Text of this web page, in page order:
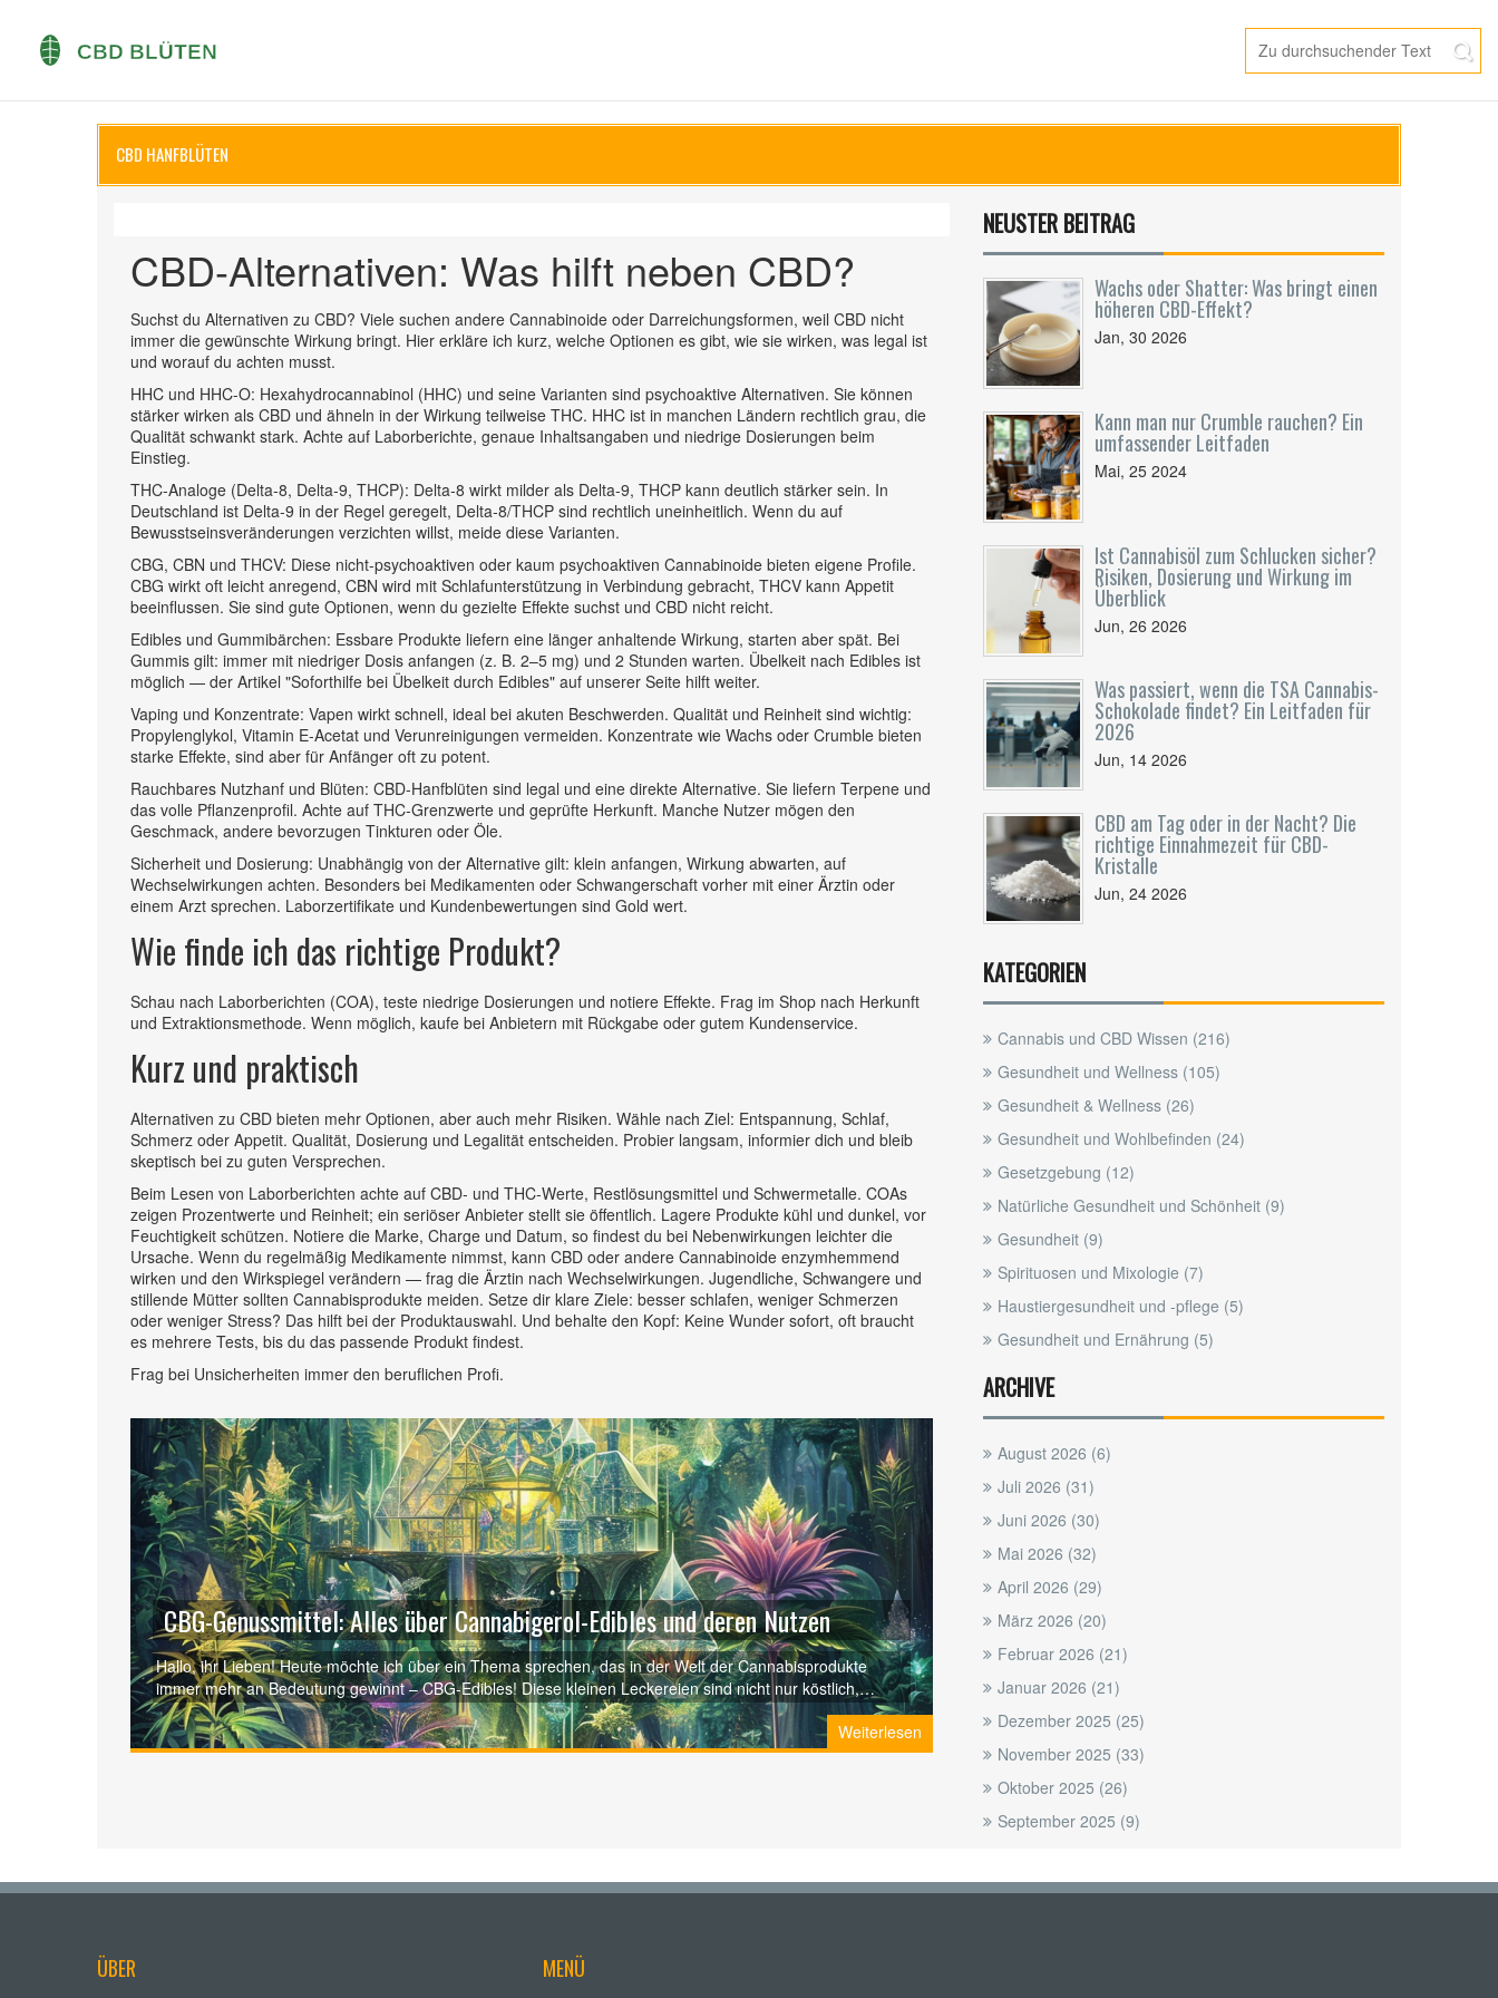
CBD HANFBLÜTEN
CBD-Alternativen: Was hilft neben CBD?
Suchst du Alternativen zu CBD? Viele suchen andere Cannabinoide oder Darreichungsformen, weil CBD nicht
immer die gewünschte Wirkung bringt. Hier erkläre ich kurz, welche Optionen es gibt, wie sie wirken, was legal ist
und worauf du achten musst.
HHC und HHC-O: Hexahydrocannabinol (HHC) und seine Varianten sind psychoaktive Alternativen. Sie können
stärker wirken als CBD und ähneln in der Wirkung teilweise THC. HHC ist in manchen Ländern rechtlich grau, die
Qualität schwankt stark. Achte auf Laborberichte, genaue Inhaltsangaben und niedrige Dosierungen beim
Einstieg.
THC-Analoge (Delta‑8, Delta‑9, THCP): Delta‑8 wirkt milder als Delta‑9, THCP kann deutlich stärker sein. In
Deutschland ist Delta‑9 in der Regel geregelt, Delta‑8/THCP sind rechtlich uneinheitlich. Wenn du auf
Bewusstseinsveränderungen verzichten willst, meide diese Varianten.
CBG, CBN und THCV: Diese nicht-psychoaktiven oder kaum psychoaktiven Cannabinoide bieten eigene Profile.
CBG wirkt oft leicht anregend, CBN wird mit Schlafunterstützung in Verbindung gebracht, THCV kann Appetit
beeinflussen. Sie sind gute Optionen, wenn du gezielte Effekte suchst und CBD nicht reicht.
Edibles und Gummibärchen: Essbare Produkte liefern eine länger anhaltende Wirkung, starten aber spät. Bei
Gummis gilt: immer mit niedriger Dosis anfangen (z. B. 2–5 mg) und 2 Stunden warten. Übelkeit nach Edibles ist
möglich — der Artikel "Soforthilfe bei Übelkeit durch Edibles" auf unserer Seite hilft weiter.
Vaping und Konzentrate: Vapen wirkt schnell, ideal bei akuten Beschwerden. Qualität und Reinheit sind wichtig:
Propylenglykol, Vitamin E‑Acetat und Verunreinigungen vermeiden. Konzentrate wie Wachs oder Crumble bieten
starke Effekte, sind aber für Anfänger oft zu potent.
Rauchbares Nutzhanf und Blüten: CBD‑Hanfblüten sind legal und eine direkte Alternative. Sie liefern Terpene und
das volle Pflanzenprofil. Achte auf THC‑Grenzwerte und geprüfte Herkunft. Manche Nutzer mögen den
Geschmack, andere bevorzugen Tinkturen oder Öle.
Sicherheit und Dosierung: Unabhängig von der Alternative gilt: klein anfangen, Wirkung abwarten, auf
Wechselwirkungen achten. Besonders bei Medikamenten oder Schwangerschaft vorher mit einer Ärztin oder
einem Arzt sprechen. Laborzertifikate und Kundenbewertungen sind Gold wert.
Wie finde ich das richtige Produkt?
Schau nach Laborberichten (COA), teste niedrige Dosierungen und notiere Effekte. Frag im Shop nach Herkunft
und Extraktionsmethode. Wenn möglich, kaufe bei Anbietern mit Rückgabe oder gutem Kundenservice.
Kurz und praktisch
Alternativen zu CBD bieten mehr Optionen, aber auch mehr Risiken. Wähle nach Ziel: Entspannung, Schlaf,
Schmerz oder Appetit. Qualität, Dosierung und Legalität entscheiden. Probier langsam, informier dich und bleib
skeptisch bei zu guten Versprechen.
Beim Lesen von Laborberichten achte auf CBD- und THC‑Werte, Restlösungsmittel und Schwermetalle. COAs
zeigen Prozentwerte und Reinheit; ein seriöser Anbieter stellt sie öffentlich. Lagere Produkte kühl und dunkel, vor
Feuchtigkeit schützen. Notiere die Marke, Charge und Datum, so findest du bei Nebenwirkungen leichter die
Ursache. Wenn du regelmäßig Medikamente nimmst, kann CBD oder andere Cannabinoide enzymhemmend
wirken und den Wirkspiegel verändern — frag die Ärztin nach Wechselwirkungen. Jugendliche, Schwangere und
stillende Mütter sollten Cannabisprodukte meiden. Setze dir klare Ziele: besser schlafen, weniger Schmerzen
oder weniger Stress? Das hilft bei der Produktauswahl. Und behalte den Kopf: Keine Wunder sofort, oft braucht
es mehrere Tests, bis du das passende Produkt findest.
Frag bei Unsicherheiten immer den beruflichen Profi.
CBG-Genussmittel: Alles über Cannabigerol-Edibles und deren Nutzen
Hallo, ihr Lieben! Heute möchte ich über ein Thema sprechen, das in der Welt der Cannabisprodukte
immer mehr an Bedeutung gewinnt – CBG-Edibles! Diese kleinen Leckereien sind nicht nur köstlich,
sondern bieten auch die vielfältigen Vorteile von Cannabigerol, einer weniger bekannten, aber
faszinierenden Komponente der Hanfpflanze. Ich werde euch von meinen Erfahrungen berichten und wie
diese edlen Happen eine Balance im Alltag schaffen können. Seid gespannt auf spannende Infos und
Weiterlesen
NEUSTER BEITRAG
Wachs oder Shatter: Was bringt einen
höheren CBD-Effekt?
Jan, 30 2026
Kann man nur Crumble rauchen? Ein
umfassender Leitfaden
Mai, 25 2024
Ist Cannabisöl zum Schlucken sicher?
Risiken, Dosierung und Wirkung im
Überblick
Jun, 26 2026
Was passiert, wenn die TSA Cannabis-
Schokolade findet? Ein Leitfaden für
2026
Jun, 14 2026
CBD am Tag oder in der Nacht? Die
richtige Einnahmezeit für CBD-
Kristalle
Jun, 24 2026
KATEGORIEN
Cannabis und CBD Wissen (216)
Gesundheit und Wellness (105)
Gesundheit & Wellness (26)
Gesundheit und Wohlbefinden (24)
Gesetzgebung (12)
Natürliche Gesundheit und Schönheit (9)
Gesundheit (9)
Spirituosen und Mixologie (7)
Haustiergesundheit und -pflege (5)
Gesundheit und Ernährung (5)
ARCHIVE
August 2026 (6)
Juli 2026 (31)
Juni 2026 (30)
Mai 2026 (32)
April 2026 (29)
März 2026 (20)
Februar 2026 (21)
Januar 2026 (21)
Dezember 2025 (25)
November 2025 (33)
Oktober 2025 (26)
September 2025 (9)
ÜBER MENÜ